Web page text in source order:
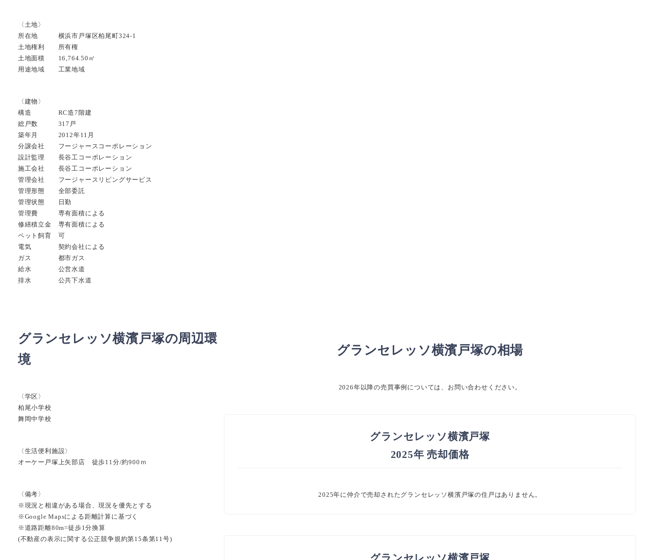
〈土地〉
所在地 横浜市戸塚区柏尾町324-1
土地権利 所有権
土地面積 16,764.50㎡
用途地域 工業地域
〈建物〉
構造 RC造7階建
総戸数 317戸
築年月 2012年11月
分譲会社 フージャースコーポレーション
設計監理 長谷工コーポレーション
施工会社 長谷工コーポレーション
管理会社 フージャースリビングサービス
管理形態 全部委託
管理状態 日勤
管理費 専有面積による
修繕積立金 専有面積による
ペット飼育 可
電気 契約会社による
ガス 都市ガス
給水 公営水道
排水 公共下水道
グランセレッソ横濱戸塚の周辺環
境
〈学区〉
柏尾小学校
舞岡中学校
〈生活便利施設〉
オーケー戸塚上矢部店 徒歩11分/約900ｍ
〈備考〉
※現況と相違がある場合、現況を優先とする
※Google Mapsによる距離計算に基づく
※道路距離80m=徒歩1分換算
(不動産の表示に関する公正競争規約第15条第11号)
グランセレッソ横濱戸塚の相場
2026年以降の売買事例については、お問い合わせください。
グランセレッソ横濱戸塚
2025年 売却価格
2025年に仲介で売却されたグランセレッソ横濱戸塚の住戸はありません。